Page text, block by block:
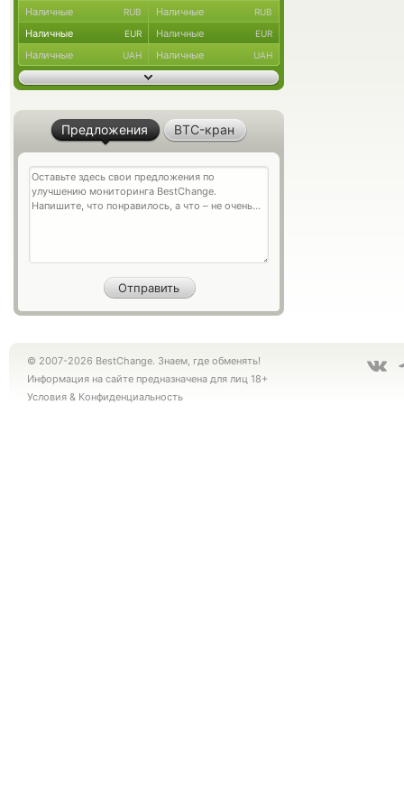
Наличные RUB Наличные RUB
Наличные EUR Наличные EUR
Наличные UAH Наличные UAH
Предложения BTC-кран
© 2007-2026 BestChange. Знаем, где обменять!
Информация на сайте предназначена для лиц 18+
Условия & Конфиденциальность